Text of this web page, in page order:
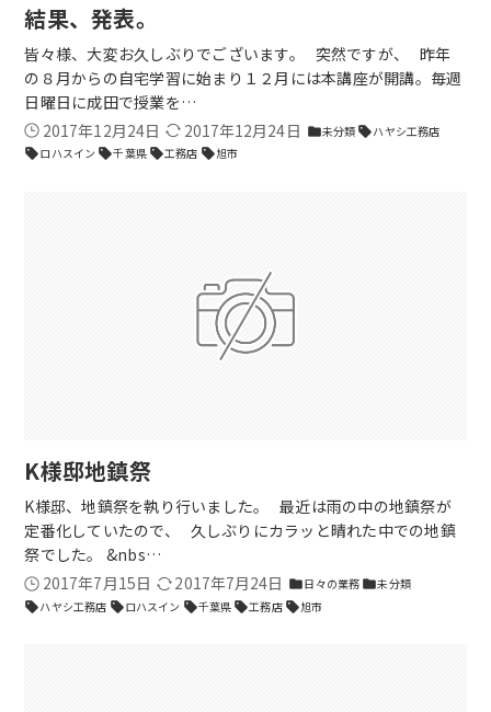
結果、発表。
皆々様、大変お久しぶりでございます。 突然ですが、 昨年
の８月からの自宅学習に始まり１２月には本講座が開講。毎週
日曜日に成田で授業を…
2017年12月24日
2017年12月24日 folder未分類 sellハヤシ工務店
sellロハスイン sell千葉県 sell工務店 sell旭市
K様邸地鎮祭
K様邸、地鎮祭を執り行いました。 最近は雨の中の地鎮祭が
定番化していたので、 久しぶりにカラッと晴れた中での地鎮
祭でした。 &nbs…
2017年7月15日
2017年7月24日 folder日々の業務 folder未分類
sellハヤシ工務店 sellロハスイン sell千葉県 sell工務店 sell旭市